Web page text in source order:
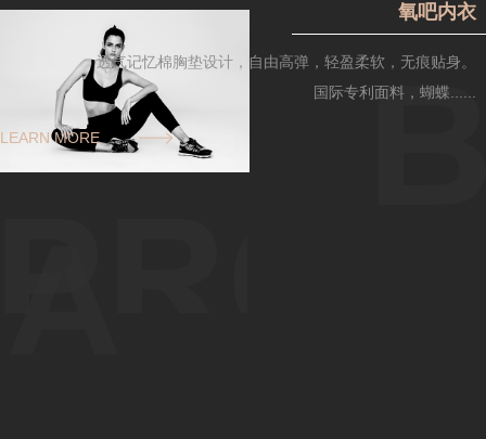
氧吧内衣
透气记忆棉胸垫设计，自由高弹，轻盈柔软，无痕贴身。
国际专利面料，蝴蝶......
LEARN MORE